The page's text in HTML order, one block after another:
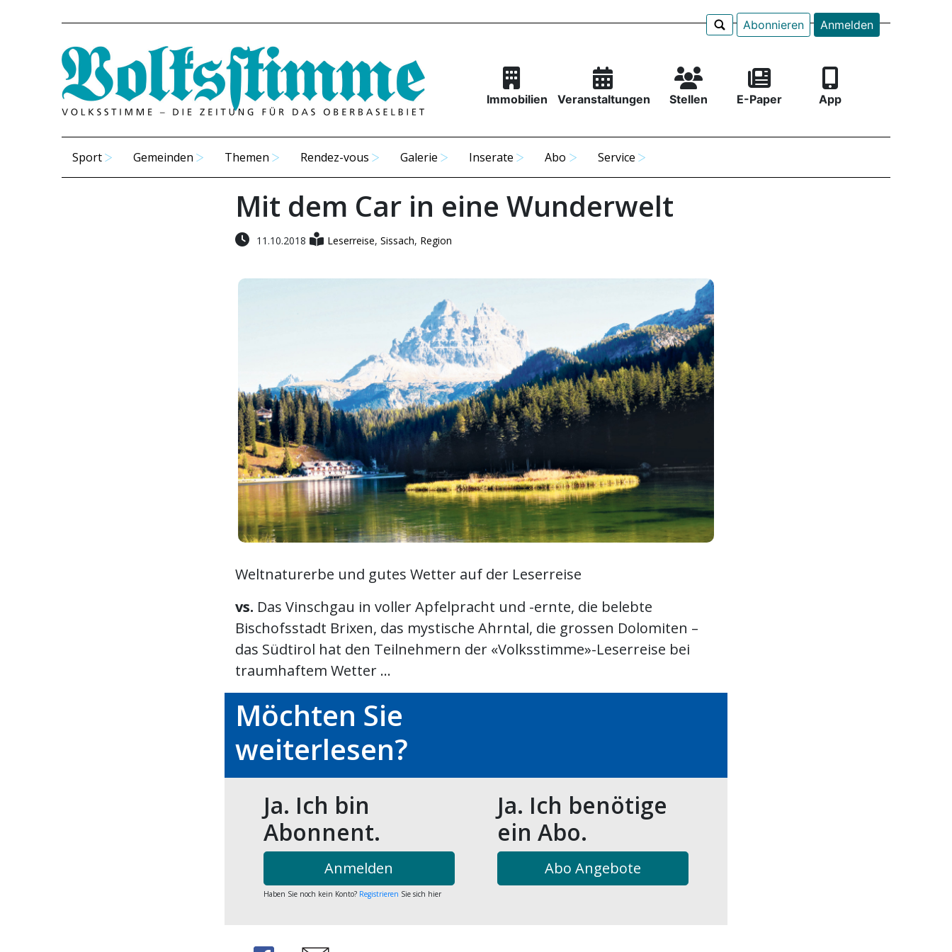
Abonnieren Anmelden
Immobilien Veranstaltungen Stellen E-Paper App
Sport Gemeinden Themen Rendez-vous Galerie Inserate Abo Service
Mit dem Car in eine Wunderwelt
11.10.2018 Leserreise, Sissach, Region
Weltnaturerbe und gutes Wetter auf der Leserreise
vs. Das Vinschgau in voller Apfelpracht und -ernte, die belebte
Bischofsstadt Brixen, das mystische Ahrntal, die grossen Dolomiten –
das Südtirol hat den Teilnehmern der «Volksstimme»-Leserreise bei
traumhaftem Wetter ...
Möchten Sie
weiterlesen?
Ja. Ich bin
Abonnent.
Anmelden
Haben Sie noch kein Konto?Registrieren Sie sich hier
Ja. Ich benötige
ein Abo.
Abo Angebote